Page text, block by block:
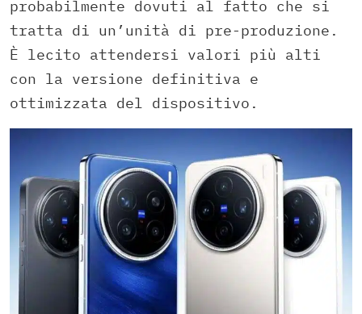
probabilmente dovuti al fatto che si
tratta di un’unità di pre-produzione.
È lecito attendersi valori più alti
con la versione definitiva e
ottimizzata del dispositivo.